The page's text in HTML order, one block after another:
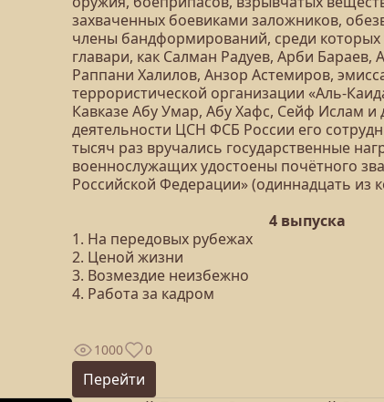
захваченных боевиками заложников,
члены бандформирований, среди которых
главари, как Салман Радуев, Арби Бараев,
Раппани Халилов, Анзор Астемиров,
террористической организации «Аль-
Кавказе Абу Умар, Абу Хафс, Сейф Ислам и
деятельности ЦСН ФСБ России его
тысяч раз вручались государственные
военнослужащих удостоены почётного
Российской Федерации» (одиннадцать из
4 выпуска
1. На передовых рубежах
2. Ценой жизни
3. Возмездие неизбежно
4. Работа за кадром
1000 0
Перейти